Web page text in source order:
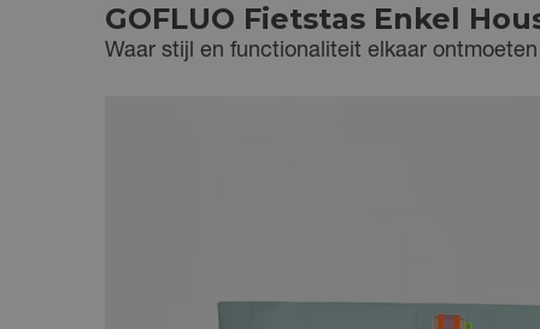
GOFLUO Fietstas Enkel
Waar stijl en functionaliteit elkaar